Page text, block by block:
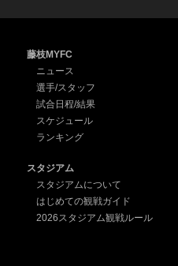
藤枝MYFC
ニュース
選手/スタッフ
試合日程/結果
スケジュール
ランキング
スタジアム
スタジアムについて
はじめての観戦ガイド
2026スタジアム観戦ルール